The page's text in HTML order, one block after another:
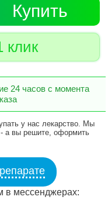
Купить
клик
24 часов с момента
у нас лекарство. Мы
а вы решите, оформить
в мессенджерах: